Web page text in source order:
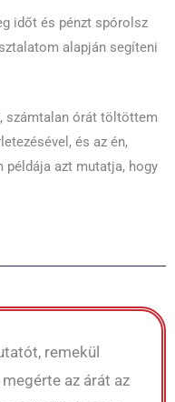
időt és pénzt spórolsz
alapján segíteni
számtalan órát töltöttem
és az én,
azt mutatja, hogy
remekül
az árát az